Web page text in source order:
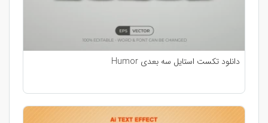
دانلود تکست استایل سه بعدی Humor